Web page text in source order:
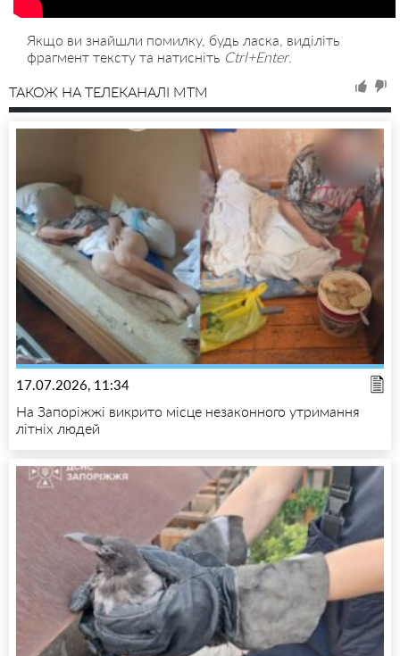
Якщо ви знайшли помилку, будь ласка, виділіть
фрагмент тексту та натисніть Ctrl+Enter.
ТАКОЖ НА ТЕЛЕКАНАЛІ MTM
17.07.2026, 11:34
На Запоріжжі викрито місце незаконного утримання
літніх людей